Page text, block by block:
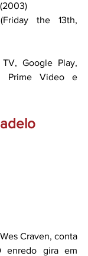
(2003)
the 13th,
Google Play,
Prime Video e
Craven, conta
enredo gira em